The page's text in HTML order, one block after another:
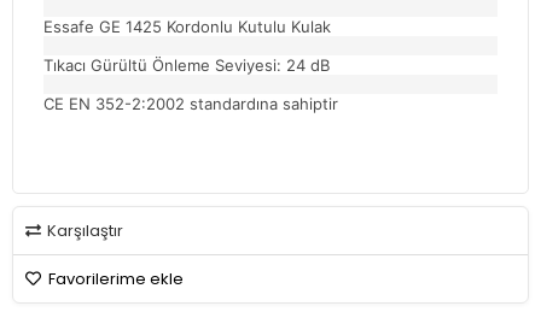
Essafe GE 1425 Kordonlu Kutulu Kulak
Tıkacı Gürültü Önleme Seviyesi: 24 dB
CE EN 352-2:2002 standardına sahiptir
Karşılaştır
Favorilerime ekle